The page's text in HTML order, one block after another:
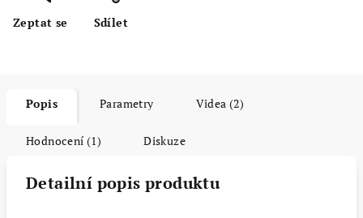
Zeptat se Sdílet
Popis Parametry Videa (2)
Hodnocení (1) Diskuze
Detailní popis produktu